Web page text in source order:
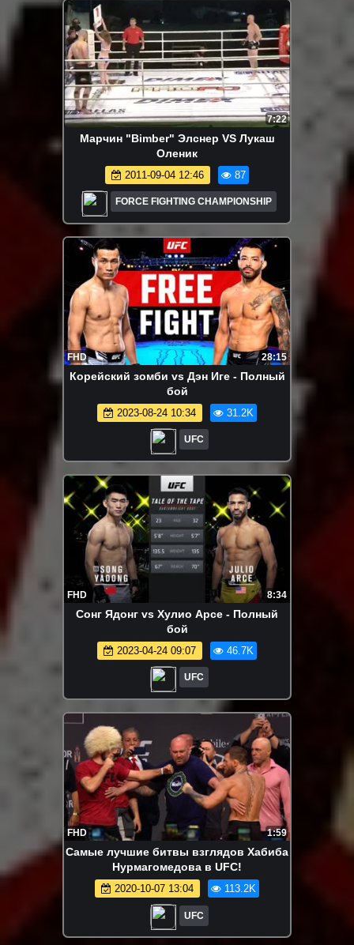
7:22
Марчин "Bimber" Элснер VS Лукаш
Оленик
2011-09-04 12:46 87
FORCE FIGHTING CHAMPIONSHIP
FHD 28:15
Корейский зомби vs Дэн Иге - Полный
бой
2023-08-24 10:34 31.2K
UFC
FHD 8:34
Сонг Ядонг vs Хулио Арсе - Полный
бой
2023-04-24 09:07 46.7K
UFC
FHD 1:59
Самые лучшие битвы взглядов Хабиба
Нурмагомедова в UFC!
2020-10-07 13:04 113.2K
UFC